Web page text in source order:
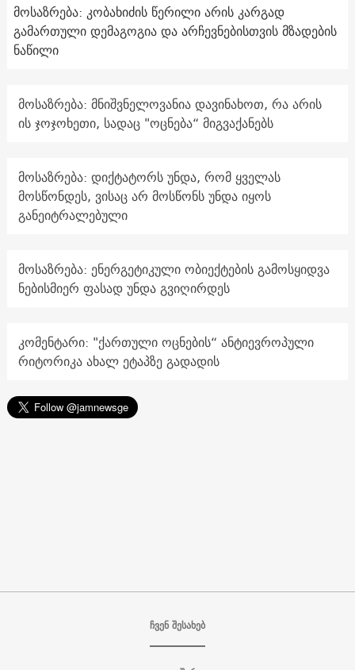
მოსაზრება: კობახიძის წერილი არის კარგად
გამართული დემაგოგია და არჩევნებისთვის მზადების
ნაწილი
მოსაზრება: მნიშვნელოვანია დავინახოთ, რა არის
ის ჯოჯოხეთი, სადაც "ოცნება“ მიგვაქანებს
მოსაზრება: დიქტატორს უნდა, რომ ყველას
მოსწონდეს, ვისაც არ მოსწონს უნდა იყოს
განეიტრალებული
მოსაზრება: ენერგეტიკული ობიექტების გამოსყიდვა
ნებისმიერ ფასად უნდა გვიღირდეს
კომენტარი: "ქართული ოცნების“ ანტიევროპული
რიტორიკა ახალ ეტაპზე გადადის
ჩვენ შესახებ